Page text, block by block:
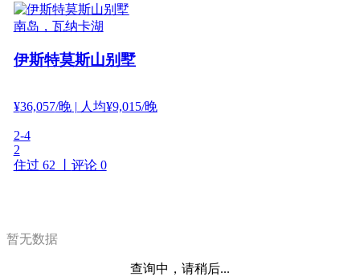
南岛，瓦纳卡湖
伊斯特莫斯山别墅
¥36,057/晚| 人均¥9,015/晚
2-4
2
住过 62 丨 评论 0
暂无数据
查询中，请稍后...